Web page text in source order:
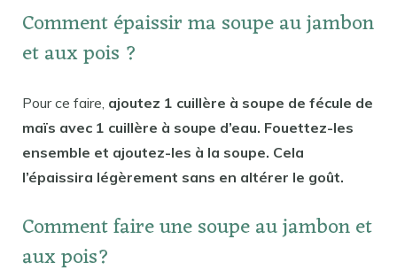
Comment épaissir ma soupe au jambon
et aux pois ?
Pour ce faire, ajoutez 1 cuillère à soupe de fécule de
maïs avec 1 cuillère à soupe d’eau. Fouettez-les
ensemble et ajoutez-les à la soupe. Cela
l’épaissira légèrement sans en altérer le goût.
Comment faire une soupe au jambon et
aux pois?